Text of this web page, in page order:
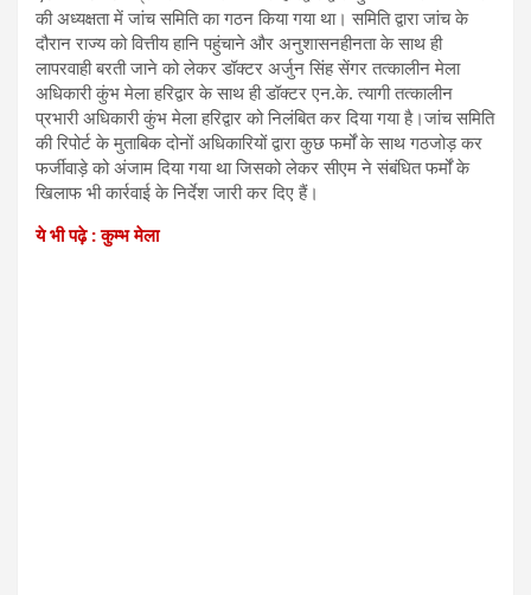
की अध्यक्षता में जांच समिति का गठन किया गया था। समिति द्वारा जांच के
दौरान राज्य को वित्तीय हानि पहुंचाने और अनुशासनहीनता के साथ ही
लापरवाही बरती जाने को लेकर डॉक्टर अर्जुन सिंह सेंगर तत्कालीन मेला
अधिकारी कुंभ मेला हरिद्वार के साथ ही डॉक्टर एन.के. त्यागी तत्कालीन
प्रभारी अधिकारी कुंभ मेला हरिद्वार को निलंबित कर दिया गया है।जांच समिति
की रिपोर्ट के मुताबिक दोनों अधिकारियों द्वारा कुछ फर्मों के साथ गठजोड़ कर
फर्जीवाड़े को अंजाम दिया गया था जिसको लेकर सीएम ने संबंधित फर्मों के
खिलाफ भी कार्रवाई के निर्देश जारी कर दिए हैं।
ये भी पढ़े : कुम्भ मेला